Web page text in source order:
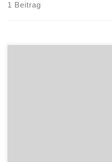
1 Beitrag